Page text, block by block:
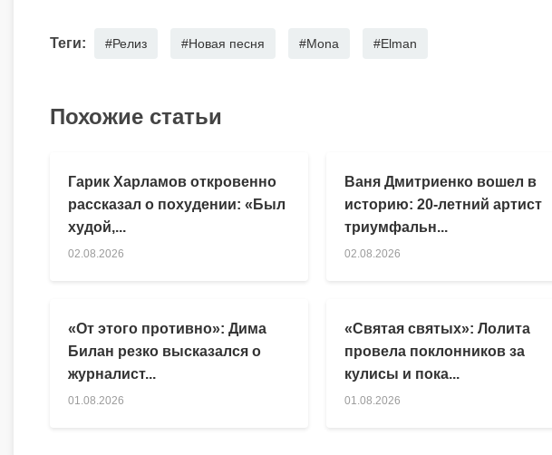
Теги: #Релиз #Новая песня #Mona #Elman
Похожие статьи
Гарик Харламов откровенно
рассказал о похудении: «Был
худой,...
02.08.2026
Ваня Дмитриенко вошел в
историю: 20-летний артист
триумфальн...
02.08.2026
«От этого противно»: Дима
Билан резко высказался о
журналист...
01.08.2026
«Святая святых»: Лолита
провела поклонников за
кулисы и пока...
01.08.2026